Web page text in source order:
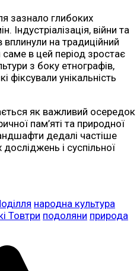
зазнало глибоких
Індустріалізація, війни та
на традиційний
в цей період зростає
з боку етнографів,
фіксували унікальність
як важливий осередок
пам’яті та природної
дедалі частіше
і суспільної
народна культура
Товтри подоляни природа